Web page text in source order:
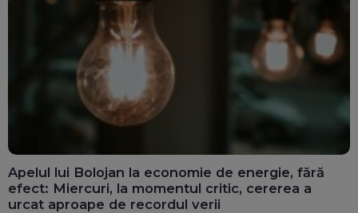
Apelul lui Bolojan la economie de energie, fără
efect: Miercuri, la momentul critic, cererea a
urcat aproape de recordul verii